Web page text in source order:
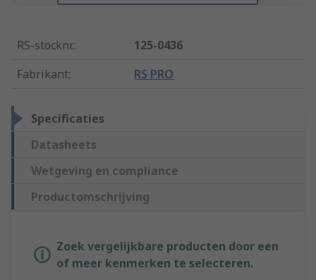
RS-stocknr.:
125-0436
Fabrikant: RS PRO
Specificaties
Datasheets
Wetgeving en compliance
Productomschrijving
Zoek vergelijkbare producten door een
of meer kenmerken te selecteren.